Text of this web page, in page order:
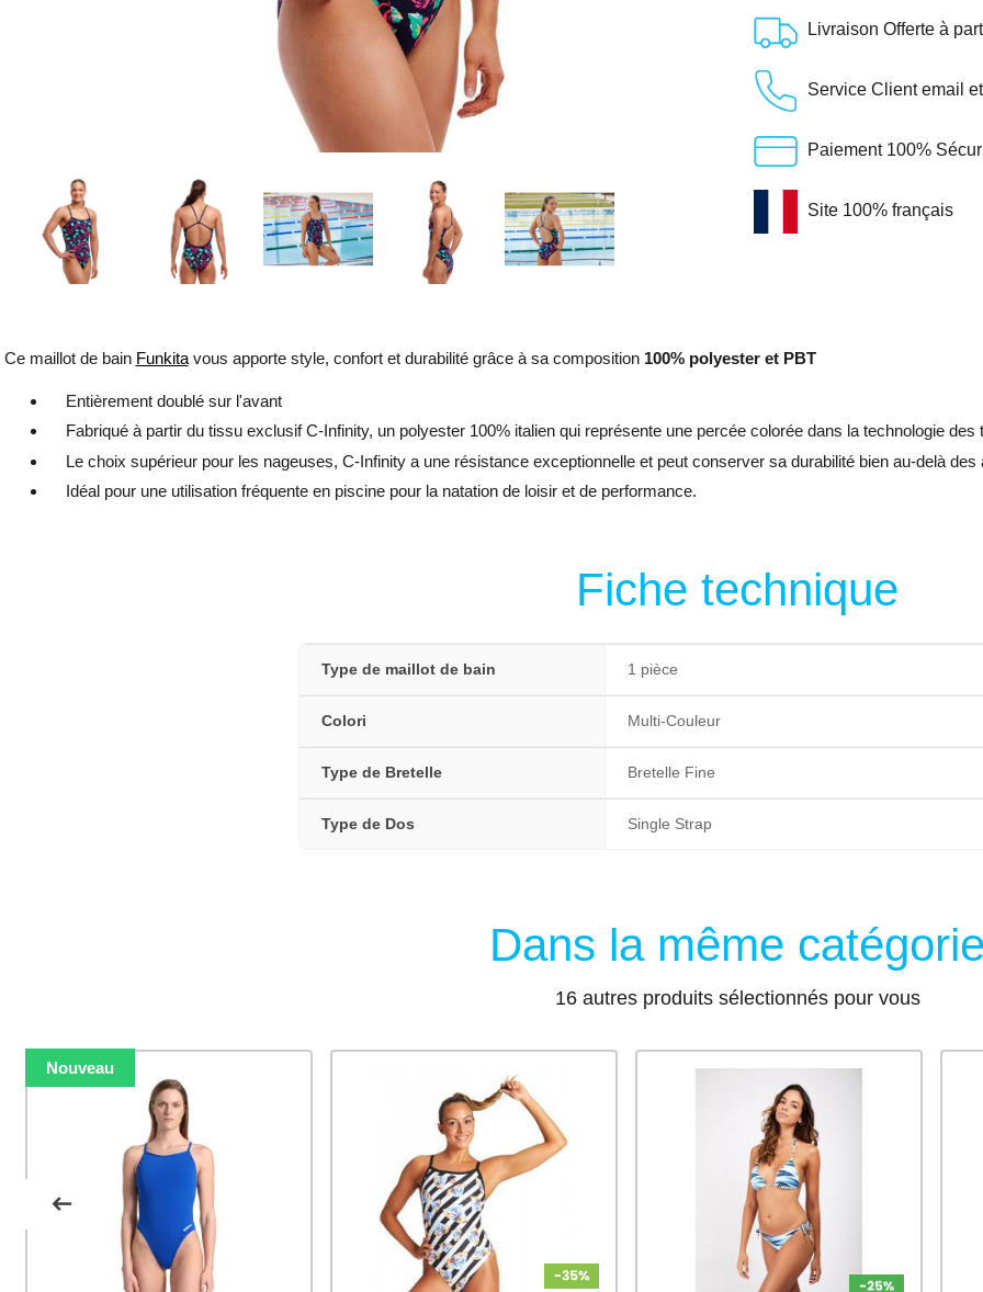
Livraison Offerte à
Service Client email
Paiement 100%
Site 100% français
Ce maillot de bain Funkitavous apporte style, confort et durabilité grâce à sa composition 100% polyester et PBT
Entièrement doublé sur l'avant
Fabriqué à partir du tissu exclusif C-Infinity, un polyester 100% italien qui représente une percée colorée dans la technologie
Le choix supérieur pour les nageuses, C-Infinity a une résistance exceptionnelle et peut conserver sa durabilité bien au-delà
Idéal pour une utilisation fréquente en piscine pour la natation de loisir et de performance.
Fiche technique
Type de maillot de bain 1 pièce
Colori Multi-Couleur
Type de Bretelle Bretelle Fine
Type de Dos Single Strap
Dans la même
16 autres produits sélectionnés pour vous
Nouveau